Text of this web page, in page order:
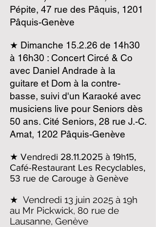
Pépite, 47 rue des Pâquis, 1201
Pâquis-Genève
★ Dimanche 15.2.26 de 14h30
à 16h30 : Concert Circé & Co
avec Daniel Andrade à la
guitare et Dom à la contre-
basse, suivi d'un Karaoké avec
musiciens live pour Seniors dès
50 ans. Cité Seniors, 28 rue J.-C.
Amat, 1202 Pâquis-Genève​
★ Vendredi 28.11.2025 à 19h15,
Café-Restaurant Les Recyclables,
53 rue de Carouge à Genève
★ Vendredi 13 juin 2025 à 19h
au Mr Pickwick, 80 rue de
Lausanne, Genève